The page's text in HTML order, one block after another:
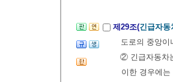
제29조(긴급자
도로의 중앙
② 긴급자동차
이한 경우에